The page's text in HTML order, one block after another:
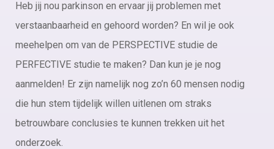
Heb jij nou parkinson en ervaar jij problemen met
verstaanbaarheid en gehoord worden? En wil je ook
meehelpen om van de PERSPECTIVE studie de
PERFECTIVE studie te maken? Dan kun je je nog
aanmelden! Er zijn namelijk nog zo’n 60 mensen nodig
die hun stem tijdelijk willen uitlenen om straks
betrouwbare conclusies te kunnen trekken uit het
onderzoek.